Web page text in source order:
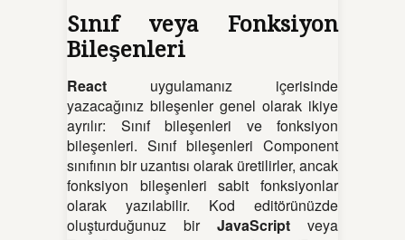
Sınıf veya Fonksiyon
Bileşenleri
React uygulamanız içerisinde
yazacağınız bileşenler genel olarak ikiye
ayrılır: Sınıf bileşenleri ve fonksiyon
bileşenleri. Sınıf bileşenleri Component
sınıfının bir uzantısı olarak üretilirler, ancak
fonksiyon bileşenleri sabit fonksiyonlar
olarak yazılabilir. Kod editörünüzde
oluşturduğunuz bir JavaScript veya